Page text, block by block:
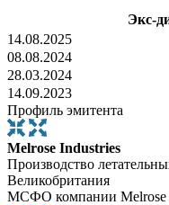
Экс-
14.08.2025
08.08.2024
28.03.2024
14.09.2023
Профиль эмитента
Melrose Industries
Производство
Великобритания
МСФО компании Melrose